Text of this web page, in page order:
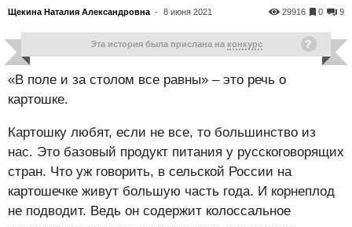
Щекина Наталия Александровна - 8 июня 2021 9
0
29916
Эта история была прислана на конкурс
«В поле и за столом все равны» – это речь о
картошке.
Картошку любят, если не все, то большинство из
нас. Это базовый продукт питания у русскоговорящих
стран. Что уж говорить, в сельской России на
картошечке живут большую часть года. И корнеплод
не подводит. Ведь он содержит колоссальное